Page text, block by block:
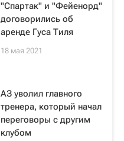
"Спартак" и "Фейенорд"
договорились об
аренде Гуса Тиля
18 мая 2021
АЗ уволил главного
тренера, который начал
переговоры с другим
клубом